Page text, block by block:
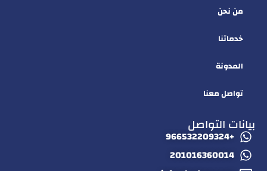
من نحن
خدماتنا
المدونة
تواصل معنا
بيانات التواصل
+966532209324
201016360014